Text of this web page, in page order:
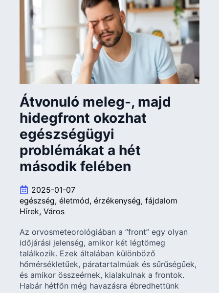
Átvonuló meleg-, majd
hidegfront okozhat
egészségügyi
problémákat a hét
második felében
2025-01-07
egészség életmód érzékenység fájdalom
Hírek Város
Az orvosmeteorológiában a “front” egy olyan
időjárási jelenség, amikor két légtömeg
találkozik. Ezek általában különböző
hőmérsékletűek, páratartalmúak és sűrűségűek,
és amikor összeérnek, kialakulnak a frontok.
Habár hétfőn még havazásra ébredhettünk